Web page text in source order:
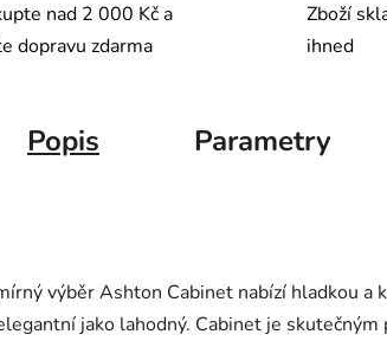
nad 2 000 Kč a
dopravu zdarma
Zboží
ihned
Popis Parametry
výběr Ashton Cabinet nabízí hladkou
jako lahodný. Cabinet je